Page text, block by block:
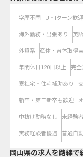
学歴不問 U・Iターン歓迎
海外勤務・出張あり 英
外資系 産休・育休取得
年間休日120日以上 完全
寮社宅・住宅補助あり
新卒・第二新卒も歓迎
中抜け勤務なし 未経験
実務経験者優遇 普通自
岡山県の求人を路線で